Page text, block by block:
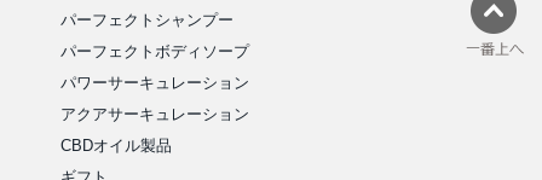
パーフェクトシャンプー
パーフェクトボディソープ
パワーサーキュレーション
アクアサーキュレーション
CBDオイル製品